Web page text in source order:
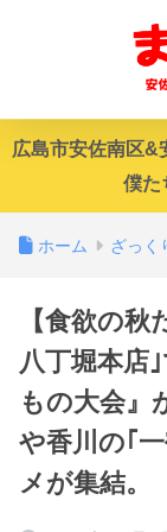
広島市安佐南区&
僕た
ホーム ざっく
【食欲の
八丁堀本店
もの大会』
や香川の｢
メが集結。